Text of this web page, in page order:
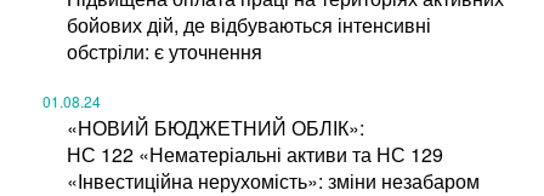
бойових дій, де відбуваються інтенсивні
обстріли: є уточнення
01.08.24
«НОВИЙ БЮДЖЕТНИЙ ОБЛІК»:
НС 122 «Нематеріальні активи та НС 129
«Інвестиційна нерухомість»: зміни незабаром